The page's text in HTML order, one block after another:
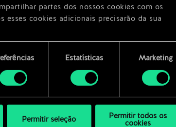
partes dos nossos cookies com os
esses cookies adicionais precisarão da sua
os detalhes sobre o uso de cookies e poderá
Estatísticas Marketing
Permitir seleção
Permitir todos os
cookies